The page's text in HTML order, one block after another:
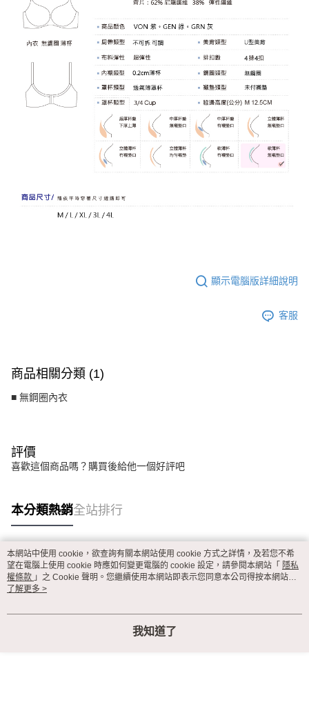
顯示電腦版詳細說明
客服
商品相關分類 (1)
■ 無鋼圈內衣
評價
喜歡這個商品嗎？購買後給他一個好評吧
本分類熱銷全站排行
熱門標籤
本網站中使用 cookie，欲查詢有關本網站使用 cookie 方式之詳情，及若您不希
望在電腦上使用 cookie 時應如何變更電腦的 cookie 設定，請參閱本網站「 隱私
權條款 」之 Cookie 聲明。您繼續使用本網站即表示您同意本公司得按本網站使
用條款之 Cookie 聲明使用 cookie。
了解更多 >
我知道了